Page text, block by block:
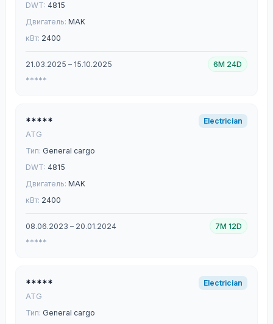
DWT: 4815
Двигатель: MAK
кВт: 2400
21.03.2025 – 15.10.2025
6M 24D
*****
*****
ATG
Electrician
Тип: General cargo
DWT: 4815
Двигатель: MAK
кВт: 2400
08.06.2023 – 20.01.2024
7M 12D
*****
*****
ATG
Electrician
Тип: General cargo